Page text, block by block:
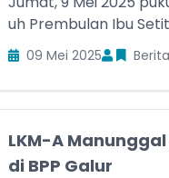
uh Prembulan Ibu
09 Mei 2025
LKM-A
di BPP Galur